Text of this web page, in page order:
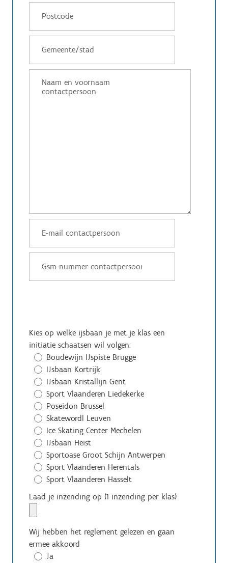
Kies op welke ijsbaan je met je klas een
initiatie schaatsen wil volgen:
Boudewijn IJspiste Brugge
IJsbaan Kortrijk
IJsbaan Kristallijn Gent
Sport Vlaanderen Liedekerke
Poseidon Brussel
Skatewordl Leuven
Ice Skating Center Mechelen
IJsbaan Heist
Sportoase Groot Schijn Antwerpen
Sport Vlaanderen Herentals
Sport Vlaanderen Hasselt
Laad je inzending op (1 inzending per klas)
Wij hebben het reglement gelezen en gaan
ermee akkoord
Ja